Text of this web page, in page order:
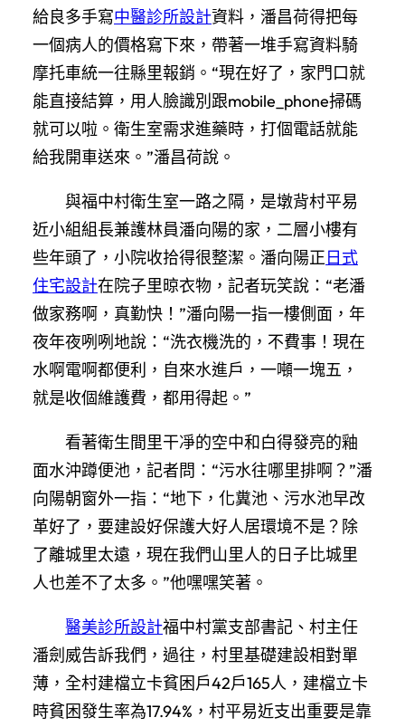
給良多手寫中醫診所設計資料，潘昌荷得把每
一個病人的價格寫下來，帶著一堆手寫資料騎
摩托車統一往縣里報銷。“現在好了，家門口就
能直接結算，用人臉識別跟mobile_phone掃碼
就可以啦。衛生室需求進藥時，打個電話就能
給我開車送來。”潘昌荷說。
與福中村衛生室一路之隔，是墩背村平易
近小組組長兼護林員潘向陽的家，二層小樓有
些年頭了，小院收拾得很整潔。潘向陽正日式
住宅設計在院子里晾衣物，記者玩笑說：“老潘
做家務啊，真勤快！”潘向陽一指一樓側面，年
夜年夜咧咧地說：“洗衣機洗的，不費事！現在
水啊電啊都便利，自來水進戶，一噸一塊五，
就是收個維護費，都用得起。”
看著衛生間里干凈的空中和白得發亮的釉
面水沖蹲便池，記者問：“污水往哪里排啊？”潘
向陽朝窗外一指：“地下，化糞池、污水池早改
革好了，要建設好保護大好人居環境不是？除
了離城里太遠，現在我們山里人的日子比城里
人也差不了太多。”他嘿嘿笑著。
醫美診所設計福中村黨支部書記、村主任
潘劍威告訴我們，過往，村里基礎建設相對單
薄，全村建檔立卡貧困戶42戶165人，建檔立卡
時貧困發生率為17.94%，村平易近支出重要是靠